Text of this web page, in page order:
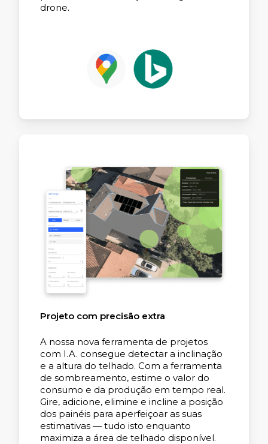
drone.
Projeto com precisão extra
A nossa nova ferramenta de projetos
com I.A. consegue detectar a inclinação
e a altura do telhado. Com a ferramenta
de sombreamento, estime o valor do
consumo e da produção em tempo real.
Gire, adicione, elimine e incline a posição
dos painéis para aperfeiçoar as suas
estimativas — tudo isto enquanto
maximiza a área de telhado disponível.